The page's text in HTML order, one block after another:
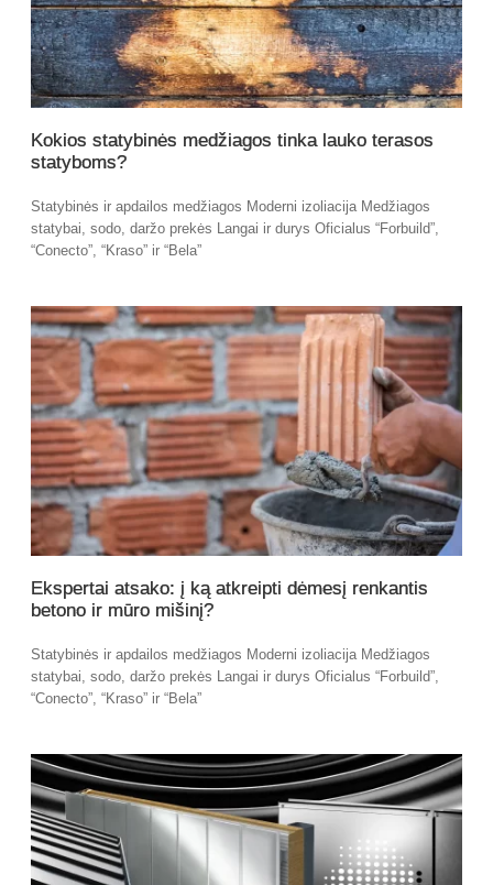
Kokios statybinės medžiagos tinka lauko terasos
statyboms?
Statybinės ir apdailos medžiagos Moderni izoliacija Medžiagos
statybai, sodo, daržo prekės Langai ir durys Oficialus “Forbuild”,
“Conecto”, “Kraso” ir “Bela”
Ekspertai atsako: į ką atkreipti dėmesį renkantis
betono ir mūro mišinį?
Statybinės ir apdailos medžiagos Moderni izoliacija Medžiagos
statybai, sodo, daržo prekės Langai ir durys Oficialus “Forbuild”,
“Conecto”, “Kraso” ir “Bela”